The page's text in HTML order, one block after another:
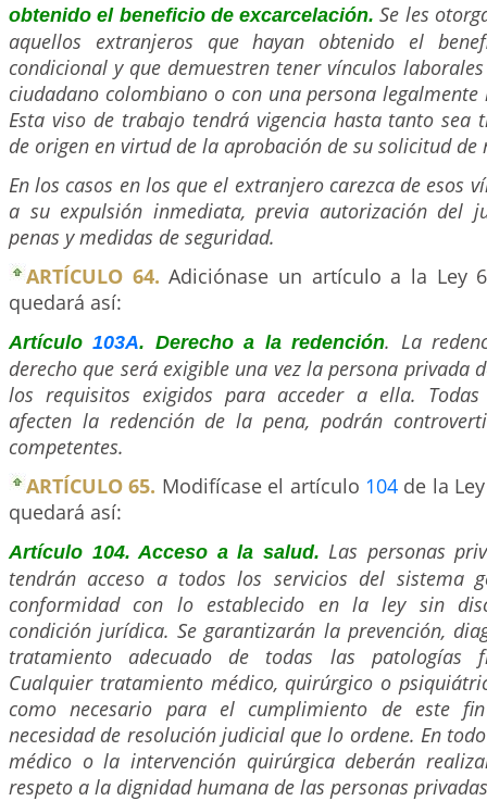
obtenido el beneficio de excarcelación.Se les
aquellos extranjeros que hayan obtenido el
condicional y que demuestren tener vínculos
ciudadano colombiano o con una persona
Esta viso de trabajo tendrá vigencia hasta tanto sea
de origen en virtud de la aprobación de su solicitud
En los casos en los que el extranjero carezca de esos
a su expulsión inmediata, previa autorización del
penas y medidas de seguridad.
ARTÍCULO 64. Adiciónase un artículo a la Ley
quedará así:
Artículo103A. Derecho a la redención. La
derecho que será exigible una vez la persona privada
los requisitos exigidos para acceder a ella.
afecten la redención de la pena, podrán
competentes.
ARTÍCULO 65. Modifícase el artículo 104de la
quedará así:
Artículo 104. Acceso a la salud.Las personas
tendrán acceso a todos los servicios del sistema
conformidad con lo establecido en la ley sin
condición jurídica. Se garantizarán la prevención,
tratamiento adecuado de todas las patologías
Cualquier tratamiento médico, quirúrgico o
como necesario para el cumplimiento de este
necesidad de resolución judicial que lo ordene. En
médico o la intervención quirúrgica deberán
respeto a la dignidad humana de las personas